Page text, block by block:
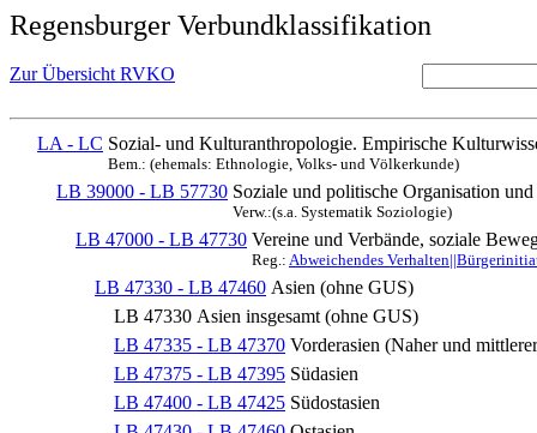
Regensburger Verbundklassifikation
Zur Übersicht RVKO
LA - LC Sozial- und Kulturanthropologie. Empirische
Bem.: (ehemals: Ethnologie, Volks- und Völkerkunde)
LB 39000 - LB 57730 Soziale und politische Organisation
Verw.:(s.a. Systematik Soziologie)
LB 47000 - LB 47730 Vereine und Verbände, soziale
Reg.: Abweichendes
LB 47330 - LB 47460 Asien (ohne GUS)
LB 47330 Asien insgesamt (ohne GUS)
LB 47335 - LB 47370 Vorderasien (Naher und
LB 47375 - LB 47395 Südasien
LB 47400 - LB 47425 Südostasien